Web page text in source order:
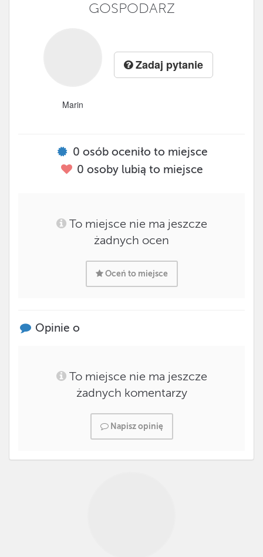
GOSPODARZ
Marin
Zadaj pytanie
0 osób oceniło to miejsce
0 osoby lubią to miejsce
To miejsce nie ma jeszcze
żadnych ocen
Oceń to miejsce
Opinie o
To miejsce nie ma jeszcze
żadnych komentarzy
Napisz opinię